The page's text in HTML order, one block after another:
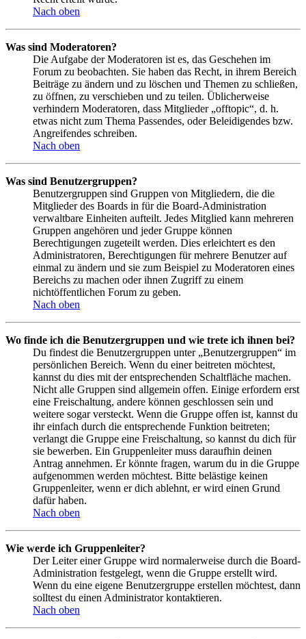
Nach oben
Was sind Moderatoren?
Die Aufgabe der Moderatoren ist es, das Geschehen im
Forum zu beobachten. Sie haben das Recht, in ihrem Bereich
Beiträge zu ändern und zu löschen und Themen zu schließen,
zu öffnen, zu verschieben und zu teilen. Üblicherweise
verhindern Moderatoren, dass Mitglieder „offtopic“, d. h.
etwas nicht zum Thema Passendes, oder Beleidigendes bzw.
Angreifendes schreiben.
Nach oben
Was sind Benutzergruppen?
Benutzergruppen sind Gruppen von Mitgliedern, die die
Mitglieder des Boards in für die Board-Administration
verwaltbare Einheiten aufteilt. Jedes Mitglied kann mehreren
Gruppen angehören und jeder Gruppe können
Berechtigungen zugeteilt werden. Dies erleichtert es den
Administratoren, Berechtigungen für mehrere Benutzer auf
einmal zu ändern und sie zum Beispiel zu Moderatoren eines
Bereichs zu machen oder ihnen Zugriff zu einem
nichtöffentlichen Forum zu geben.
Nach oben
Wo finde ich die Benutzergruppen und wie trete ich ihnen bei?
Du findest die Benutzergruppen unter „Benutzergruppen“ im
persönlichen Bereich. Wenn du einer beitreten möchtest,
kannst du dies mit der entsprechenden Schaltfläche machen.
Nicht alle Gruppen sind allgemein offen. Einige erfordern erst
eine Freischaltung, andere können geschlossen sein und
weitere sogar versteckt. Wenn die Gruppe offen ist, kannst du
ihr einfach durch die entsprechende Funktion beitreten;
verlangt die Gruppe eine Freischaltung, so kannst du dich für
sie bewerben. Ein Gruppenleiter muss daraufhin deinen
Antrag annehmen. Er könnte fragen, warum du in die Gruppe
aufgenommen werden möchtest. Bitte belästige keinen
Gruppenleiter, wenn er dich ablehnt, er wird einen Grund
dafür haben.
Nach oben
Wie werde ich Gruppenleiter?
Der Leiter einer Gruppe wird normalerweise durch die Board-
Administration festgelegt, wenn die Gruppe erstellt wird.
Wenn du eine eigene Benutzergruppe erstellen möchtest, dann
solltest du einen Administrator kontaktieren.
Nach oben